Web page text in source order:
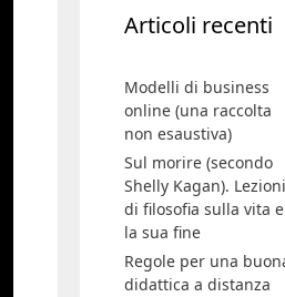
non esaustiva)
Sul morire (secondo
Shelly Kagan). Lezioni
di filosofia sulla vita e
la sua fine
Regole per una buona
didattica a distanza
per insegnanti della
scuola primaria